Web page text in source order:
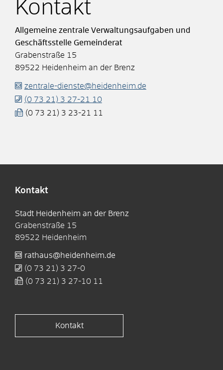
Kontakt
Allgemeine zentrale Verwaltungsaufgaben und
Geschäftsstelle Gemeinderat
Grabenstraße 15
89522 Heidenheim an der Brenz
zentrale-dienste@heidenheim.de
(0 73 21) 3 27-21
10
(0 73 21) 3 23-21 11
Kontakt
Stadt Heidenheim an der Brenz
Grabenstraße 15
89522 Heidenheim
rathaus@heidenheim.de
(0 73 21) 3 27-0
(0 73 21) 3 27-10 11
Kontakt